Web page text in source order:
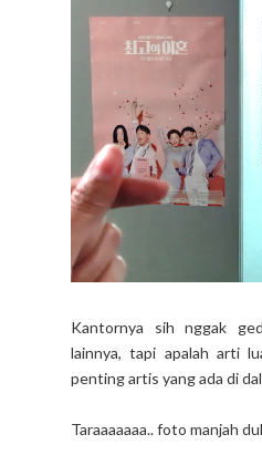
Kantornya sih nggak
lainnya, tapi apalah arti
penting artis yang ada di
Taraaaaaaa.. foto manjah